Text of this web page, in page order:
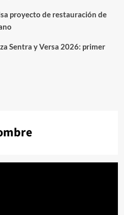
proyecto de restauración de
Sentra y Versa 2026: primer